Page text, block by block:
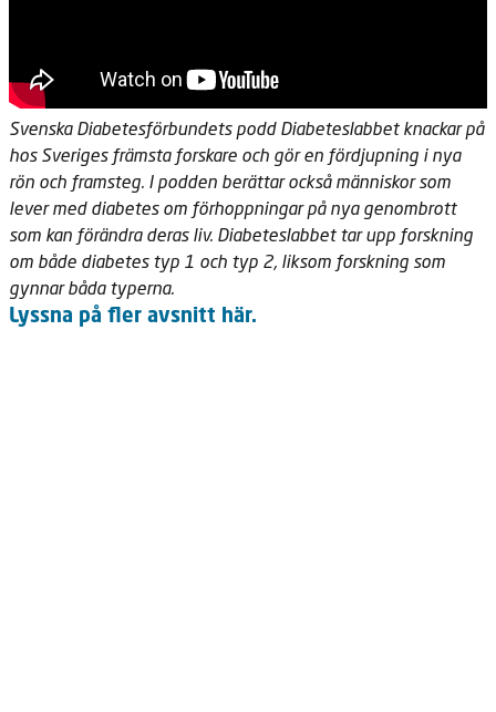
Svenska Diabetesförbundets podd Diabeteslabbet knackar på
hos Sveriges främsta forskare och gör en fördjupning i nya
rön och framsteg. I podden berättar också människor som
lever med diabetes om förhoppningar på nya genombrott
som kan förändra deras liv. Diabeteslabbet tar upp forskning
om både diabetes typ 1 och typ 2, liksom forskning som
gynnar båda typerna.
Lyssna på fler avsnitt här.